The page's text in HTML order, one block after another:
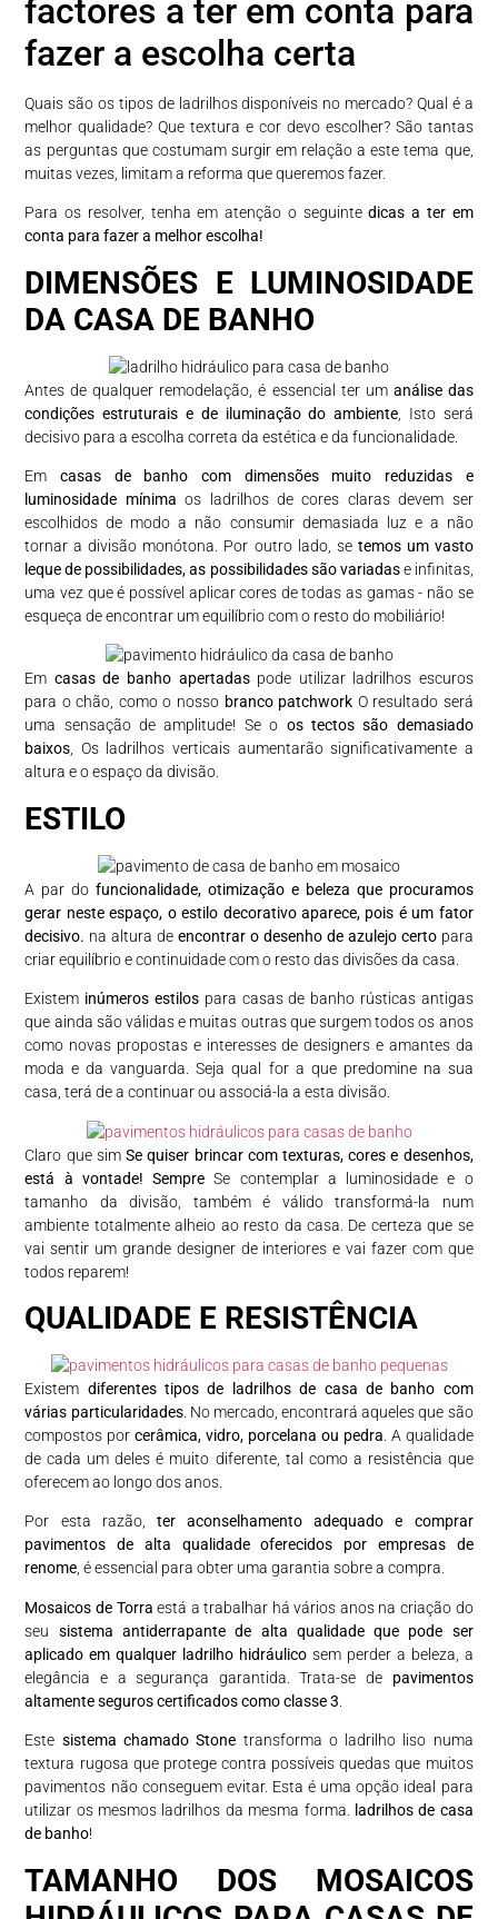
factores a ter em conta para
fazer a escolha certa
Quais são os tipos de ladrilhos disponíveis no mercado? Qual é a
melhor qualidade? Que textura e cor devo escolher? São tantas
as perguntas que costumam surgir em relação a este tema que,
muitas vezes, limitam a reforma que queremos fazer.
Para os resolver, tenha em atenção o seguintedicas a ter em
conta para fazer a melhor escolha!
DIMENSÕES E LUMINOSIDADE
DA CASA DE BANHO
Antes de qualquer remodelação, é essencial ter um análise das
condições estruturais e de iluminação do ambiente , Isto será
decisivo para a escolha correta da estética e da funcionalidade.
Emcasas de banho com dimensões muito reduzidas e
luminosidade mínima os ladrilhos de cores claras devem ser
escolhidos de modo a não consumir demasiada luz e a não
tornar a divisão monótona. Por outro lado, se temos um vasto
leque de possibilidades, as possibilidades são variadase infinitas,
uma vez que é possível aplicar cores de todas as gamas - não se
esqueça de encontrar um equilíbrio com o resto do mobiliário!
Em casas de banho apertadas pode utilizar ladrilhos escuros
para o chão, como o nosso branco patchwork O resultado será
uma sensação de amplitude! Se o os tectos são demasiado
baixos, Os ladrilhos verticais aumentarão significativamente a
altura e o espaço da divisão.
ESTILO
A par dofuncionalidade, otimização e beleza que procuramos
gerar neste espaço, o estilo decorativo aparece, pois é um fator
decisivo. na altura deencontrar o desenho de azulejo certopara
criar equilíbrio e continuidade com o resto das divisões da casa.
Existem inúmeros estilospara casas de banho rústicas antigas
que ainda são válidas e muitas outras que surgem todos os anos
como novas propostas e interesses de designers e amantes da
moda e da vanguarda. Seja qual for a que predomine na sua
casa, terá de a continuar ou associá-la a esta divisão.
Claro que simSe quiser brincar com texturas, cores e desenhos,
está à vontade! Sempre Se contemplar a luminosidade e o
tamanho da divisão, também é válido transformá-la num
ambiente totalmente alheio ao resto da casa. De certeza que se
vai sentir um grande designer de interiores e vai fazer com que
todos reparem!
QUALIDADE E RESISTÊNCIA
Existem diferentes tipos de ladrilhos de casa de banho com
várias particularidades. No mercado, encontrará aqueles que são
compostos porcerâmica, vidro, porcelana ou pedra . A qualidade
de cada um deles é muito diferente, tal como a resistência que
oferecem ao longo dos anos.
Por esta razão, ter aconselhamento adequado e comprar
pavimentos de alta qualidade oferecidos por empresas de
renome, é essencial para obter uma garantia sobre a compra.
Mosaicos de Torra está a trabalhar há vários anos na criação do
seu sistema antiderrapante de alta qualidade que pode ser
aplicado em qualquer ladrilho hidráulico sem perder a beleza, a
elegância e a segurança garantida. Trata-se de pavimentos
altamente seguros certificados como classe 3
Este sistema chamado Stone transforma o ladrilho liso numa
textura rugosa que protege contra possíveis quedas que muitos
pavimentos não conseguem evitar. Esta é uma opção ideal para
utilizar os mesmos ladrilhos da mesma forma. ladrilhos de casa
de banho!
TAMANHO DOS MOSAICOS